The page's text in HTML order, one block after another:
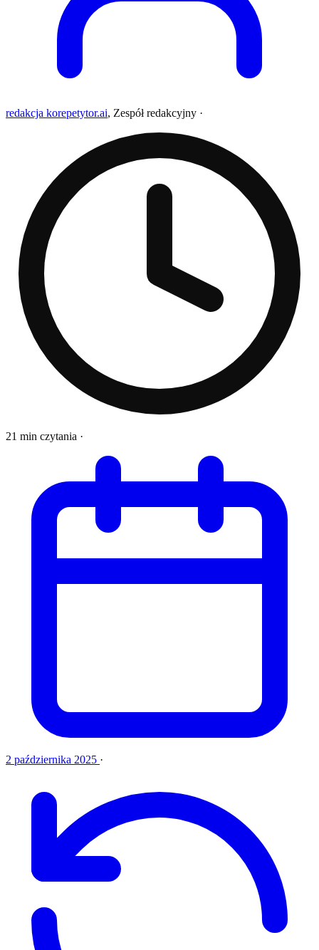
redakcja korepetytor.ai, Zespół redakcyjny ·
21 min czytania ·
2 października 2025 ·